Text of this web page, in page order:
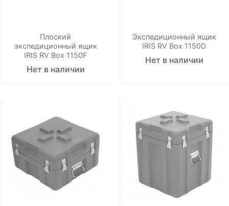
Плоский
экспедиционный ящик
IRIS RV Box 1150F
Нет в наличии
Экспедиционный ящик
IRIS RV Box 1150D
Нет в наличии